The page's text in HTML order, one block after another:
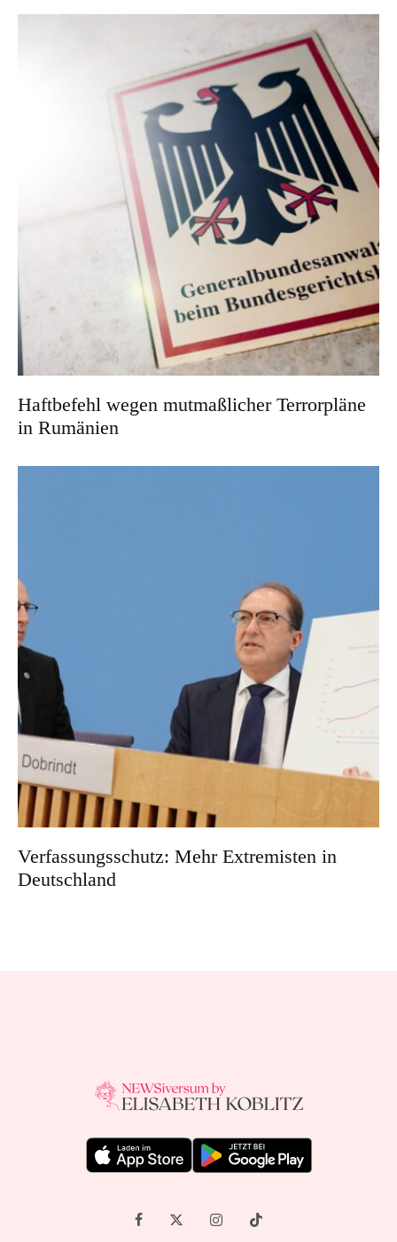
Haftbefehl wegen mutmaßlicher Terrorpläne
in Rumänien
Verfassungsschutz: Mehr Extremisten in
Deutschland